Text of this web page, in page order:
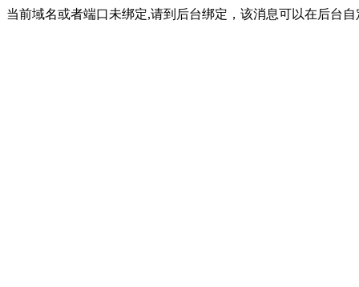
当前域名或者端口未绑定,请到后台绑定，该消息可以在后台自